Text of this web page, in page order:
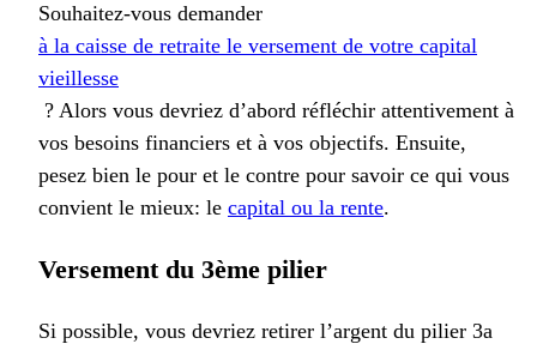
Souhaitez-vous demander
à la caisse de retraite le versement de votre capital
vieillesse
? Alors vous devriez d’abord réfléchir attentivement à
vos besoins financiers et à vos objectifs. Ensuite,
pesez bien le pour et le contre pour savoir ce qui vous
convient le mieux: le capital ou la rente.
Versement du 3ème pilier
Si possible, vous devriez retirer l’argent du pilier 3a